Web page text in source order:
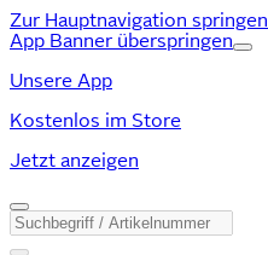
Zur Hauptnavigation springen
App Banner überspringen
Unsere App
Kostenlos im Store
Jetzt anzeigen